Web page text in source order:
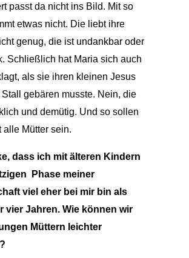
passt da nicht ins Bild. Mit so
etwas nicht. Die liebt ihre
genug, die ist undankbar oder
Schließlich hat Maria sich auch
als sie ihren kleinen Jesus
gebären musste. Nein, die
und demütig. Und so sollen
alle Mütter sein.
dass ich mit älteren Kindern
Phase meiner
viel eher bei mir bin als
vier Jahren. Wie können wir
Müttern leichter